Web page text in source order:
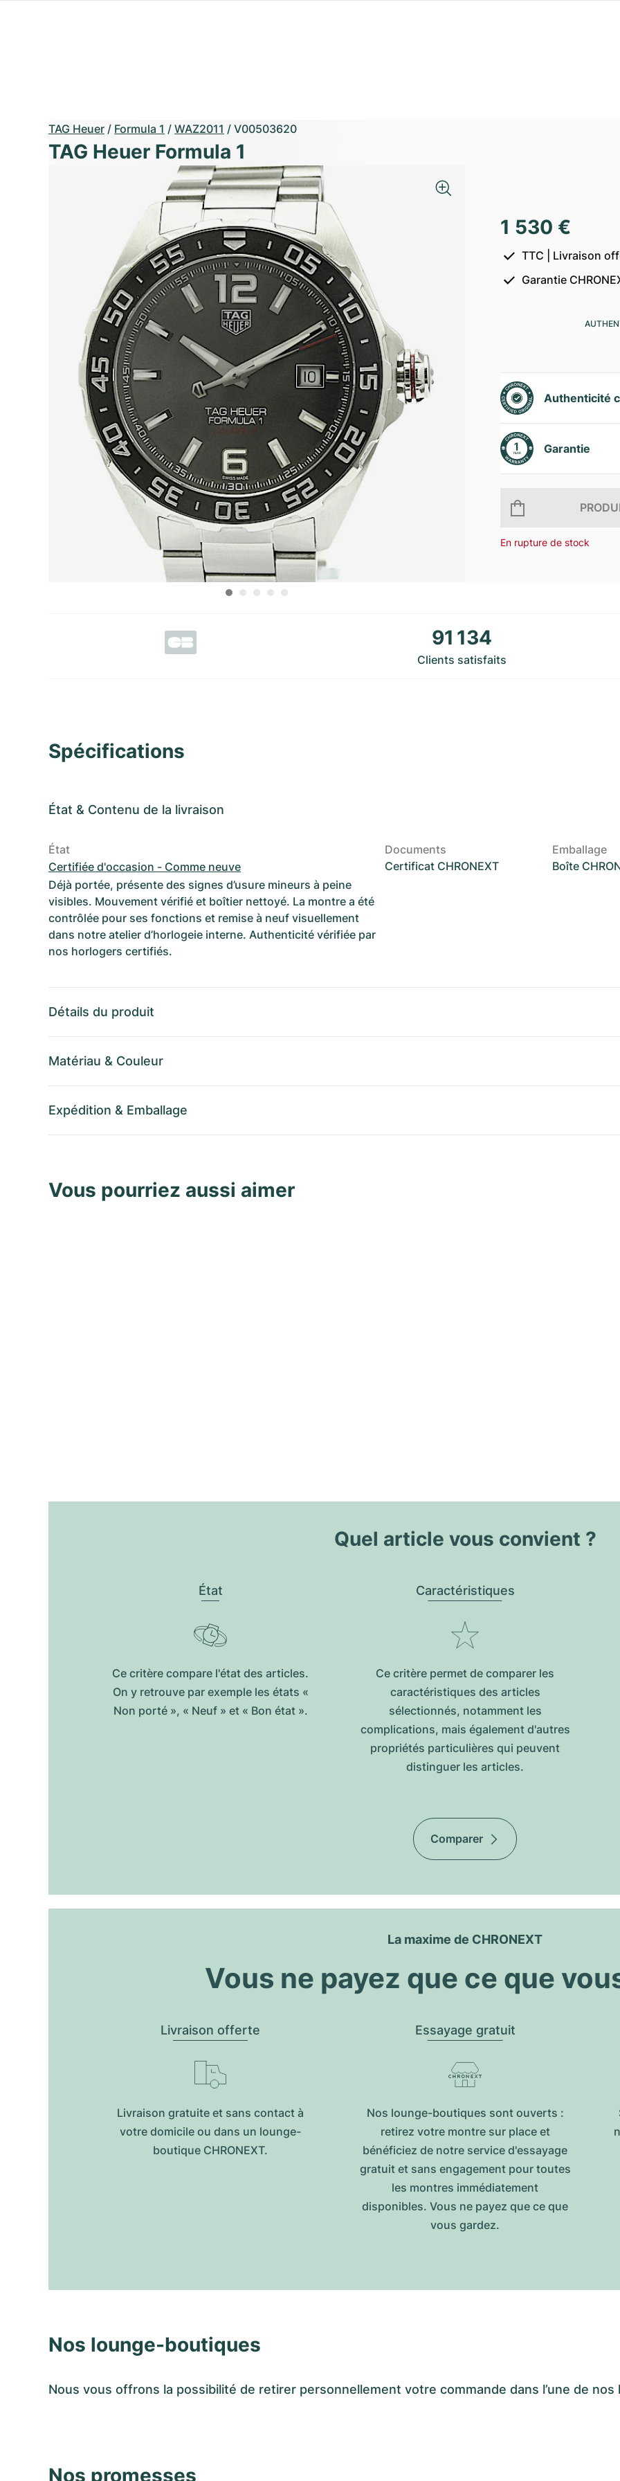
TAG Heuer / Formula 1 / WAZ2011 / V00503620
TAG Heuer Formula 1
1 530 €
TTC | Livraison
Garantie
Authenticité
Garantie
En rupture de stock
91 134
Clients satisfaits
Spécifications
État & Contenu de la livraison
État
Certifiée d'occasion - Comme neuve
Déjà portée, présente des signes d’usure mineurs à peine
visibles. Mouvement vérifié et boîtier nettoyé. La montre a été
contrôlée pour ses fonctions et remise à neuf visuellement
dans notre atelier d’horlogeie interne. Authenticité vérifiée par
nos horlogers certifiés.
Documents
Certificat CHRONEXT
Emballage
Boîte
Détails du produit
Matériau & Couleur
Expédition & Emballage
Vous pourriez aussi aimer
Quel article vous convient ?
État
Ce critère compare l'état des articles.
On y retrouve par exemple les états «
Non porté », « Neuf » et « Bon état ».
Caractéristiques
Ce critère permet de comparer les
caractéristiques des articles
sélectionnés, notamment les
complications, mais également d'autres
propriétés particulières qui peuvent
distinguer les articles.
Comparer
La maxime de CHRONEXT
Vous ne payez que ce que
Livraison offerte
Livraison gratuite et sans contact à
votre domicile ou dans un lounge-
boutique CHRONEXT.
Essayage gratuit
Nos lounge-boutiques sont ouverts :
retirez votre montre sur place et
bénéficiez de notre service d'essayage
gratuit et sans engagement pour toutes
les montres immédiatement
disponibles. Vous ne payez que ce que
vous gardez.
Nos lounge-boutiques
Nous vous offrons la possibilité de retirer personnellement votre commande dans l’une de nos
Nos promesses